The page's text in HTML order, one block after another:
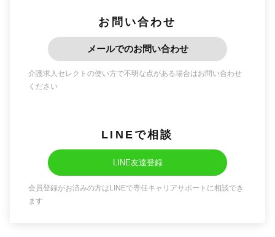
お問い合わせ
メールでのお問い合わせ
介護求人セレクトの使い方で不明な点がある場合はお問い合わせ
ください
LINEで相談
LINE友達登録
会員登録がお済みの方はLINEで専任キャリアサポートに相談でき
ます